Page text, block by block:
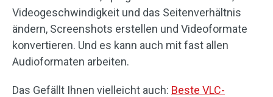
Videogeschwindigkeit und das Seitenverhältnis
ändern, Screenshots erstellen und Videoformate
konvertieren. Und es kann auch mit fast allen
Audioformaten arbeiten.
Das Gefällt Ihnen vielleicht auch: Beste VLC-